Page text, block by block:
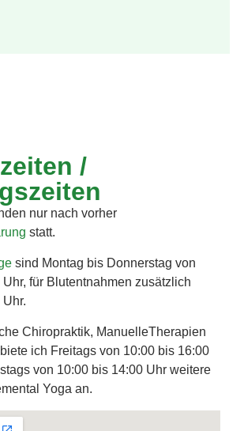
/
nur nach vorher
statt.
sind Montag bis Donnerstag von
für Blutentnahmen zusätzlich
Chiropraktik, ManuelleTherapien
ich Freitags von 10:00 bis 16:00
von 10:00 bis 14:00 Uhr weitere
Yoga an.